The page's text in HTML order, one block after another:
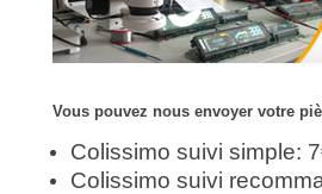
Vous pouvez nous envoyer votre
Colissimo suivi simple:
Colissimo suivi